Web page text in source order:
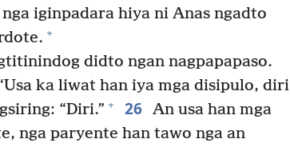
iginpadara hiya ni Anas ngadto
+
didto ngan nagpapapaso.
ka liwat han iya mga disipulo, diri
“Diri.” + 26 An usa han mga
nga paryente han tawo nga an